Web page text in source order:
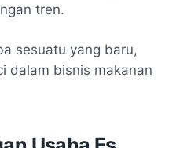
tren.
sesuatu yang baru,
dalam bisnis makanan